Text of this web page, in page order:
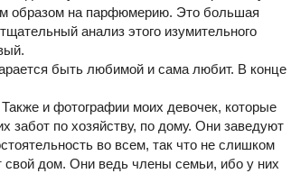
образом на парфюмерию. Это большая
анализ этого изумительного
быть любимой и сама любит. В конце
и фотографии моих девочек, которые
забот по хозяйству, по дому. Они заведуют
во всем, так что не слишком
дом. Они ведь члены семьи, ибо у них